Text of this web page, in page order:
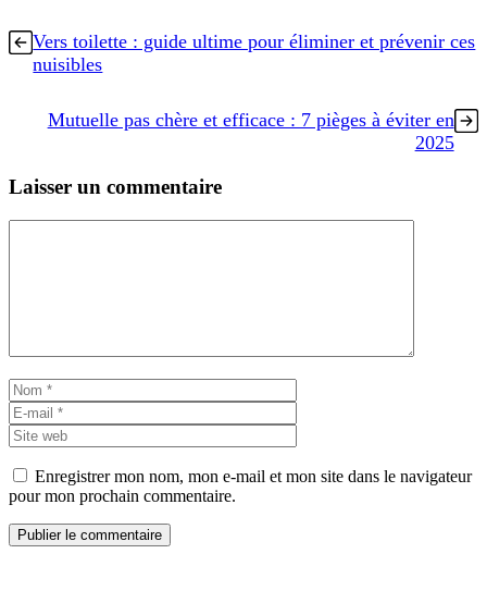
Vers toilette : guide ultime pour éliminer et prévenir ces
nuisibles
Mutuelle pas chère et efficace : 7 pièges à éviter en
2025
Laisser un commentaire
Nom
mail
web
Enregistrer mon nom, mon e-mail et mon site dans le navigateur
pour mon prochain commentaire.